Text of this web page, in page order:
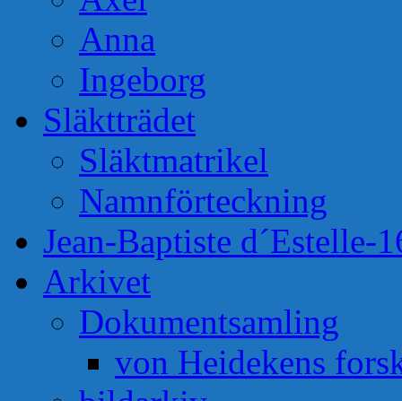
Anna
Ingeborg
Släktträdet
Släktmatrikel
Namnförteckning
Jean-Baptiste d´Estelle-
Arkivet
Dokumentsamling
von Heidekens